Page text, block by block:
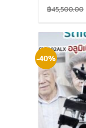
฿45,500.00
-40%